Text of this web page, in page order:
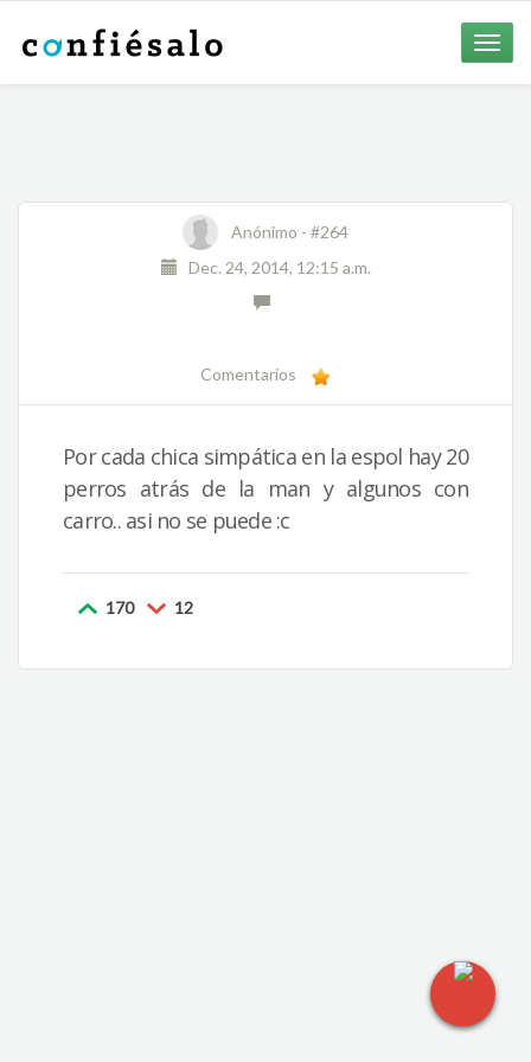
Toggle
Anónimo - #264
Dec. 24, 2014, 12:15 a.m.
Comentarios
Por cada chica simpática en la espol hay 20
perros atrás de la man y algunos con
carro.. asi no se puede :c
170 12